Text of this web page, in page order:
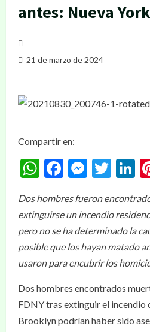
antes: Nueva York
21 de marzo de 2024
Compartir en:
WhatsApp
Facebook
Dos hombres fueron
extinguirse un incendio
pero no se ha determinado la
posible que los hayan matado
usaron para encubrir los
Dos hombres encontrados
FDNY tras extinguir el incendio
Brooklyn podrían haber sido